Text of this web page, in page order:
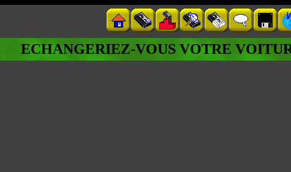
ECHANGERIEZ-VOUS VOTRE